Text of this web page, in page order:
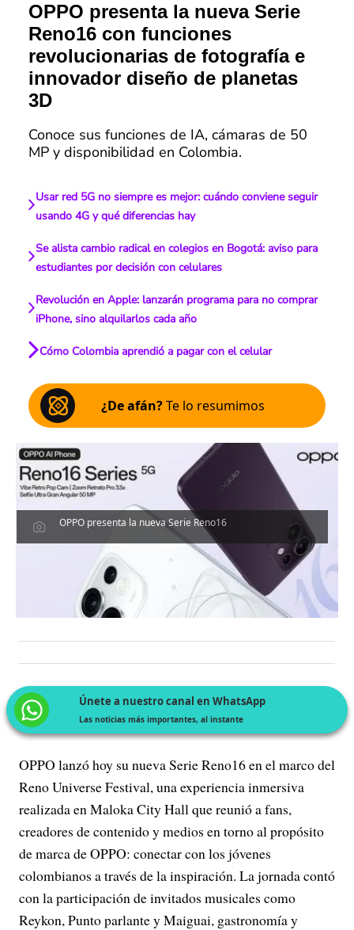
OPPO presenta la nueva Serie
Reno16 con funciones
revolucionarias de fotografía e
innovador diseño de planetas
3D
Conoce sus funciones de IA, cámaras de 50
MP y disponibilidad en Colombia.
Usar red 5G no siempre es mejor: cuándo conviene seguir
usando 4G y qué diferencias hay
Se alista cambio radical en colegios en Bogotá: aviso para
estudiantes por decisión con celulares
Revolución en Apple: lanzarán programa para no comprar
iPhone, sino alquilarlos cada año
Cómo Colombia aprendió a pagar con el celular
¿De afán?Te lo resumimos
OPPO presenta la nueva Serie Reno16
Únete a nuestro canal en WhatsApp
Las noticias más importantes, al instante
OPPO lanzó hoy su nueva Serie Reno16 en el marco del
Reno Universe Festival, una experiencia inmersiva
realizada en Maloka City Hall que reunió a fans,
creadores de contenido y medios en torno al propósito
de marca de OPPO: conectar con los jóvenes
colombianos a través de la inspiración. La jornada contó
con la participación de invitados musicales como
Reykon, Punto parlante y Maiguai, gastronomía y